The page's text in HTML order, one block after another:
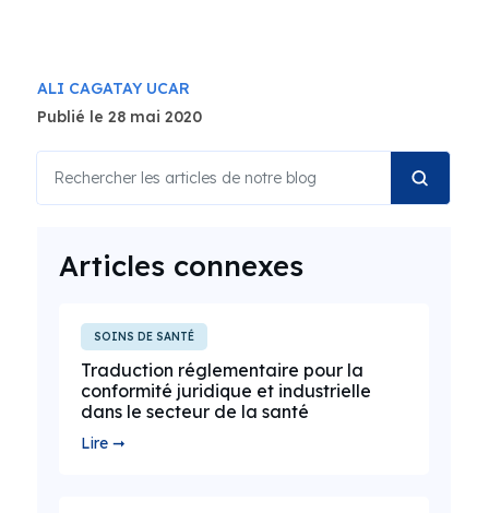
ALI CAGATAY UCAR
Publié le 28 mai 2020
Articles connexes
SOINS DE SANTÉ
Traduction réglementaire pour la
conformité juridique et industrielle
dans le secteur de la santé
Lire ➞